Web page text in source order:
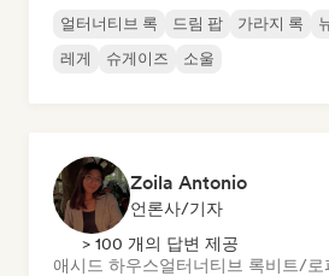
얼터너티브 록 드림 팝 가라지 록
레게
슈게이즈 소울
Zoila Antonio
언론사/기자
> 100 개의 답변 제공
애시드 하우스얼터너티브 록비트/로